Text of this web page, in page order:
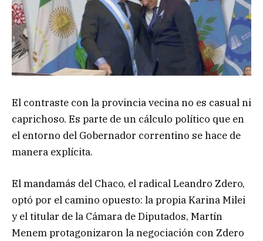
El contraste con la provincia vecina no es casual ni
caprichoso. Es parte de un cálculo político que en
el entorno del Gobernador correntino se hace de
manera explícita.
El mandamás del Chaco, el radical Leandro Zdero,
optó por el camino opuesto: la propia Karina Milei
y el titular de la Cámara de Diputados, Martín
Menem protagonizaron la negociación con Zdero